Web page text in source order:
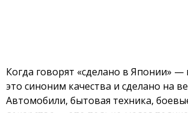
Когда говорят «сделано в Японии» —
это синоним качества и сделано на
Автомобили, бытовая техника,